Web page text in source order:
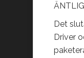
Det
Driver